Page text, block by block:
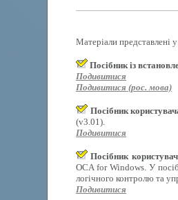
Матеріали представлені
Посібник із
Подивитися
Подивитися (рос. мова)
Посібник
(v3.01).
Подивитися
Посібник
OCA for Windows. У
логічного контролю та
Подивитися